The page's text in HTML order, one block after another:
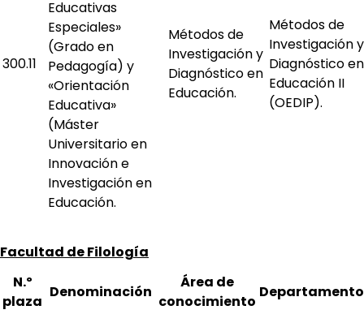
300.11
Educativas
Especiales»
(Grado en
Pedagogía) y
«Orientación
Educativa»
(Máster
Universitario en
Innovación e
Investigación en
Educación.
Métodos de
Investigación y
Diagnóstico en
Educación.
Métodos de
Investigación y
Diagnóstico en
Educación II
(OEDIP).
Facultad de Filología
N.º
plaza
Denominación
Área de
conocimiento
Departamento